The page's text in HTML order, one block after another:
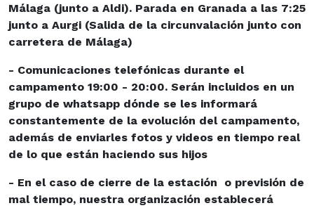
Málaga (junto a Aldi). Parada en Granada a las 7:25
junto a Aurgi (Salida de la circunvalación junto con
carretera de Málaga)
- Comunicaciones telefónicas durante el
campamento 19:00 - 20:00. Serán incluidos en un
grupo de whatsapp dónde se les informará
constantemente de la evolución del campamento,
además de enviarles fotos y videos en tiempo real
de lo que están haciendo sus hijos
- En el caso de cierre de la estación o previsión de
mal tiempo, nuestra organización establecerá